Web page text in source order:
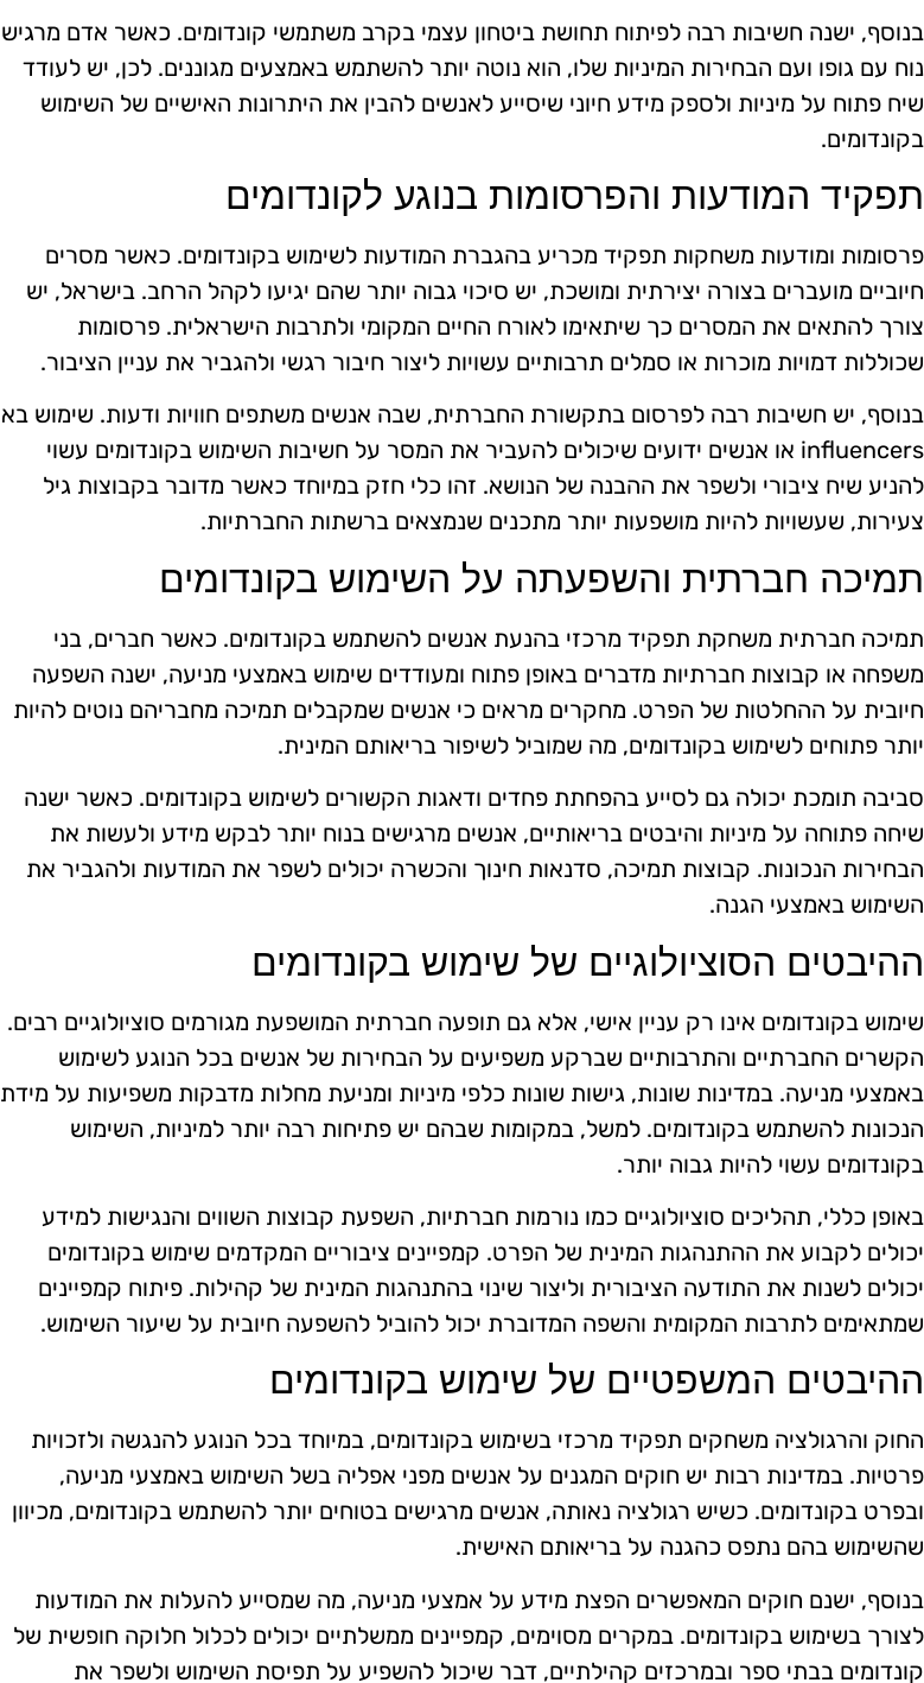
בנוסף, ישנה חשיבות רבה לפיתוח תחושת ביטחון עצמי בקרב משתמשי קונדומים. כאשר אדם מרגיש
נוח עם גופו ועם הבחירות המיניות שלו, הוא נוטה יותר להשתמש באמצעים מגוננים. לכן, יש לעודד
שיח פתוח על מיניות ולספק מידע חיוני שיסייע לאנשים להבין את היתרונות האישיים של השימוש
בקונדומים.
תפקיד המודעות והפרסומות בנוגע לקונדומים
פרסומות ומודעות משחקות תפקיד מכריע בהגברת המודעות לשימוש בקונדומים. כאשר מסרים
חיוביים מועברים בצורה יצירתית ומושכת, יש סיכוי גבוה יותר שהם יגיעו לקהל הרחב. בישראל, יש
צורך להתאים את המסרים כך שיתאימו לאורח החיים המקומי ולתרבות הישראלית. פרסומות
שכוללות דמויות מוכרות או סמלים תרבותיים עשויות ליצור חיבור רגשי ולהגביר את עניין הציבור.
בנוסף, יש חשיבות רבה לפרסום בתקשורת החברתית, שבה אנשים משתפים חוויות ודעות. שימוש בא
influencers או אנשים ידועים שיכולים להעביר את המסר על חשיבות השימוש בקונדומים עשוי
להניע שיח ציבורי ולשפר את ההבנה של הנושא. זהו כלי חזק במיוחד כאשר מדובר בקבוצות גיל
צעירות, שעשויות להיות מושפעות יותר מתכנים שנמצאים ברשתות החברתיות.
תמיכה חברתית והשפעתה על השימוש בקונדומים
תמיכה חברתית משחקת תפקיד מרכזי בהנעת אנשים להשתמש בקונדומים. כאשר חברים, בני
משפחה או קבוצות חברתיות מדברים באופן פתוח ומעודדים שימוש באמצעי מניעה, ישנה השפעה
חיובית על ההחלטות של הפרט. מחקרים מראים כי אנשים שמקבלים תמיכה מחבריהם נוטים להיות
יותר פתוחים לשימוש בקונדומים, מה שמוביל לשיפור בריאותם המינית.
סביבה תומכת יכולה גם לסייע בהפחתת פחדים ודאגות הקשורים לשימוש בקונדומים. כאשר ישנה
שיחה פתוחה על מיניות והיבטים בריאותיים, אנשים מרגישים בנוח יותר לבקש מידע ולעשות את
הבחירות הנכונות. קבוצות תמיכה, סדנאות חינוך והכשרה יכולים לשפר את המודעות ולהגביר את
השימוש באמצעי הגנה.
ההיבטים הסוציולוגיים של שימוש בקונדומים
שימוש בקונדומים אינו רק עניין אישי, אלא גם תופעה חברתית המושפעת מגורמים סוציולוגיים רבים.
הקשרים החברתיים והתרבותיים שברקע משפיעים על הבחירות של אנשים בכל הנוגע לשימוש
באמצעי מניעה. במדינות שונות, גישות שונות כלפי מיניות ומניעת מחלות מדבקות משפיעות על מידת
הנכונות להשתמש בקונדומים. למשל, במקומות שבהם יש פתיחות רבה יותר למיניות, השימוש
בקונדומים עשוי להיות גבוה יותר.
באופן כללי, תהליכים סוציולוגיים כמו נורמות חברתיות, השפעת קבוצות השווים והנגישות למידע
יכולים לקבוע את ההתנהגות המינית של הפרט. קמפיינים ציבוריים המקדמים שימוש בקונדומים
יכולים לשנות את התודעה הציבורית וליצור שינוי בהתנהגות המינית של קהילות. פיתוח קמפיינים
שמתאימים לתרבות המקומית והשפה המדוברת יכול להוביל להשפעה חיובית על שיעור השימוש.
ההיבטים המשפטיים של שימוש בקונדומים
החוק והרגולציה משחקים תפקיד מרכזי בשימוש בקונדומים, במיוחד בכל הנוגע להנגשה ולזכויות
פרטיות. במדינות רבות יש חוקים המגנים על אנשים מפני אפליה בשל השימוש באמצעי מניעה,
ובפרט בקונדומים. כשיש רגולציה נאותה, אנשים מרגישים בטוחים יותר להשתמש בקונדומים, מכיוון
שהשימוש בהם נתפס כהגנה על בריאותם האישית.
בנוסף, ישנם חוקים המאפשרים הפצת מידע על אמצעי מניעה, מה שמסייע להעלות את המודעות
לצורך בשימוש בקונדומים. במקרים מסוימים, קמפיינים ממשלתיים יכולים לכלול חלוקה חופשית של
קונדומים בבתי ספר ובמרכזים קהילתיים, דבר שיכול להשפיע על תפיסת השימוש ולשפר את